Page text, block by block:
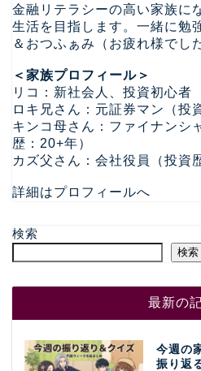
金融リテラシーの高い家族に
生活を目指します。一緒に勉
＆おつふぁみ（お疲れ様でし
＜家族プロフィール＞
リコ：新社会人、投資初心者
ロキ兄さん：元証券マン（投
キンコ母さん：ファイナンシ
歴：20+年）
カズ父さん：会社役員（投資
詳細はプロフィールへ
検索
検索
最新の
今週の
振り返